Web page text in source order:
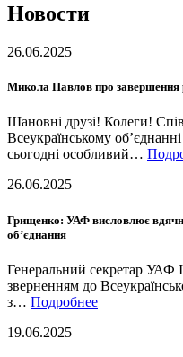
Новости
26.06.2025
Микола Павлов про завершення
Шановні друзі! Колеги!
Всеукраїнському
сьогодні особливий…
26.06.2025
Грищенко: УАФ висловлює
об’єднання
Генеральний секретар УАФ
зверненням до
з… Подробнее
19.06.2025